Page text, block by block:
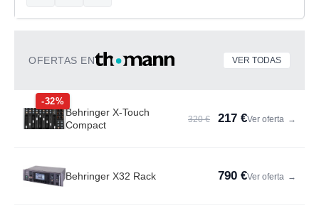
OFERTAS EN VER TODAS
-32%
Behringer X-Touch
Compact
320 € 217 €Ver oferta →
Behringer X32 Rack 790 €Ver oferta →